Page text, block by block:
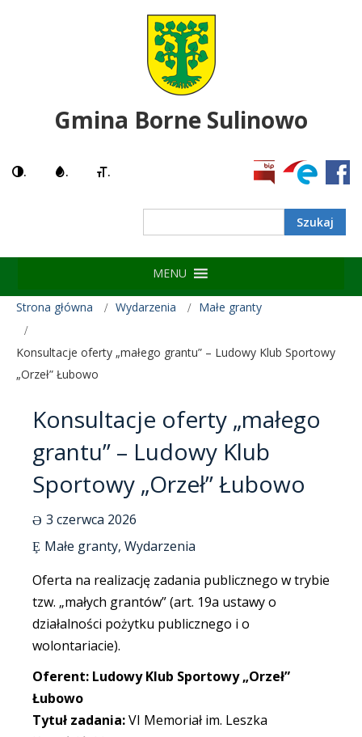
Gmina Borne Sulinowo
. . .
MENU
Strona główna Wydarzenia Małe granty
Konsultacje oferty „małego grantu” – Ludowy Klub Sportowy
„Orzeł” Łubowo
Konsultacje oferty „małego
grantu” – Ludowy Klub
Sportowy „Orzeł” Łubowo
3 czerwca 2026
Małe granty, Wydarzenia
Oferta na realizację zadania publicznego w trybie
tzw. „małych grantów” (art. 19a ustawy o
działalności pożytku publicznego i o
wolontariacie).
Oferent: Ludowy Klub Sportowy „Orzeł”
Łubowo
Tytuł zadania:VI Memoriał im. Leszka